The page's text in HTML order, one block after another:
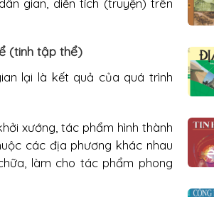
gian, diễn tích (truyện) trên
(tinh tập thể)
lại là kết quả của quá trình
xướng, tác phẩm hình thành
các địa phương khác nhau
làm cho tác phẩm phong